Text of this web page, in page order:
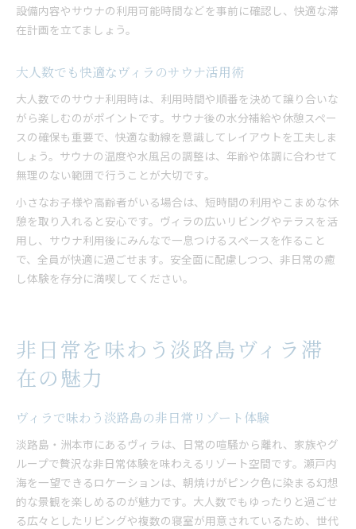
設備内容やサウナの利用可能時間などを事前に確認し、快適な滞
在計画を立てましょう。
大人数でも快適なヴィラのサウナ活用術
大人数でのサウナ利用時は、利用時間や順番を決めて譲り合いな
がら楽しむのがポイントです。サウナ後の水分補給や休憩スペー
スの確保も重要で、快適な動線を意識してレイアウトを工夫しま
しょう。サウナの温度や水風呂の調整は、年齢や体調に合わせて
無理のない範囲で行うことが大切です。
小さなお子様や高齢者がいる場合は、短時間の利用やこまめな休
憩を取り入れると安心です。ヴィラの広いリビングやテラスを活
用し、サウナ利用後にみんなで一息つけるスペースを作ること
で、全員が快適に過ごせます。安全面に配慮しつつ、非日常の癒
し体験を存分に満喫してください。
非日常を味わう淡路島ヴィラ滞
在の魅力
ヴィラで味わう淡路島の非日常リゾート体験
淡路島・洲本市にあるヴィラは、日常の喧騒から離れ、家族やグ
ループで贅沢な非日常体験を味わえるリゾート空間です。瀬戸内
海を一望できるロケーションは、朝焼けがピンク色に染まる幻想
的な景観を楽しめるのが魅力です。大人数でもゆったりと過ごせ
る広々としたリビングや複数の寝室が用意されているため、世代